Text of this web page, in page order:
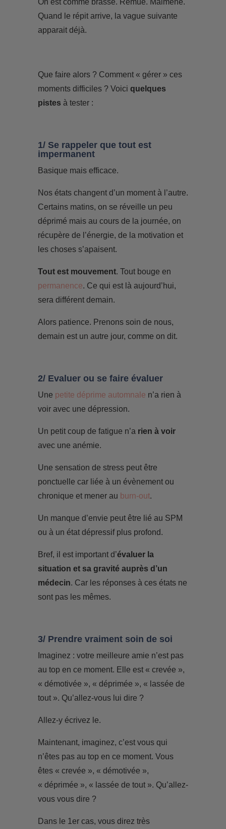
On est comme brassé. Remué. Malmené.
Quand le répit arrive, la vague suivante
apparait déjà.
Que faire alors ? Comment « gérer » ces
moments difficiles ? Voici quelques
pistes à tester :
1/ Se rappeler que tout est
impermanent
Basique mais efficace.
Nos états changent d’un moment à l’autre.
Certains matins, on se réveille un peu
déprimé mais au cours de la journée, on
récupère de l’énergie, de la motivation et
les choses s’apaisent.
Tout est mouvement. Tout bouge en
permanence. Ce qui est là aujourd’hui,
sera différent demain.
Alors patience. Prenons soin de nous,
demain est un autre jour, comme on dit.
2/ Evaluer ou se faire évaluer
Une petite déprime automnale n’a rien à
voir avec une dépression.
Un petit coup de fatigue n’a rien à voir
avec une anémie.
Une sensation de stress peut être
ponctuelle car liée à un évènement ou
chronique et mener au burn-out.
Un manque d’envie peut être lié au SPM
ou à un état dépressif plus profond.
Bref, il est important d’évaluer la
situation et sa gravité auprès d’un
médecin. Car les réponses à ces états ne
sont pas les mêmes.
3/ Prendre vraiment soin de soi
Imaginez : votre meilleure amie n’est pas
au top en ce moment. Elle est « crevée »,
« démotivée », « déprimée », « lassée de
tout ». Qu’allez-vous lui dire ?
Allez-y écrivez le.
Maintenant, imaginez, c’est vous qui
n’êtes pas au top en ce moment. Vous
êtes « crevée », « démotivée »,
« déprimée », « lassée de tout ». Qu’allez-
vous vous dire ?
Dans le 1er cas, vous direz très